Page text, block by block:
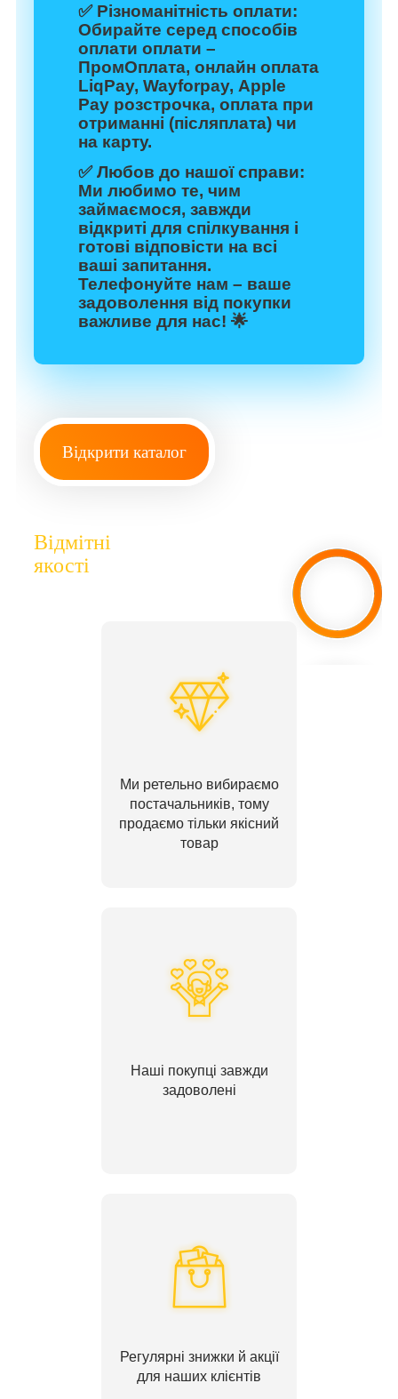
✅ Різноманітність оплати:
Обирайте серед способів
оплати оплати –
ПромОплата, онлайн оплата
LiqPay, Wayforpay, Apple
Pay розстрочка, оплата при
отриманні (післяплата) чи
на карту.
✅Любов до нашої справи:
Ми любимо те, чим
займаємося, завжди
відкриті для спілкування і
готові відповісти на всі
ваші запитання.
Телефонуйте нам – ваше
задоволення від покупки
важливе для нас! 🌟
Відкрити каталог
Відмітні
якості
Ми ретельно вибираємо
постачальників, тому
продаємо тільки якісний
товар
Наші покупці завжди
задоволені
Регулярні знижки й акції
для наших клієнтів